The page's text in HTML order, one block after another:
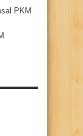
PKM